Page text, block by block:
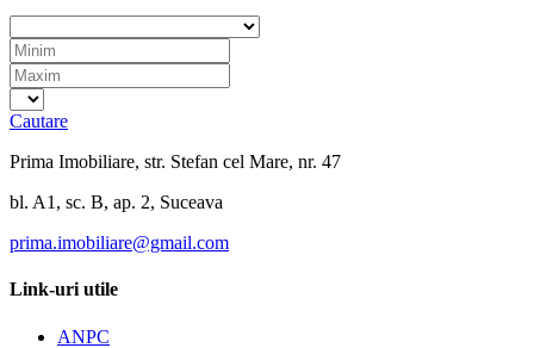
Cautare
Prima Imobiliare, str. Stefan cel Mare, nr. 47
bl. A1, sc. B, ap. 2, Suceava
prima.imobiliare@gmail.com
Link-uri utile
ANPC